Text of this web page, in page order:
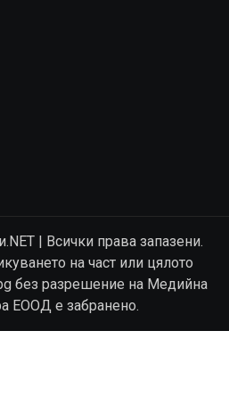
| Всички права запазени.
на част или цялото
без разрешение на Медийна
ЕООД е забранено.